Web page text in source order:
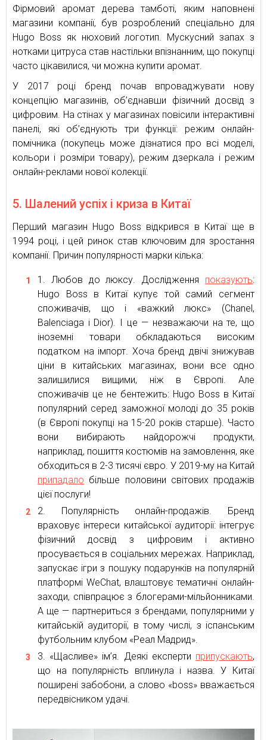
Фірмовий аромат дерева тамботі, яким наповнені
магазини компанії, був розроблений спеціально для
Hugo Boss як нюховий логотип. Мускусний запах з
нотками цитруса став настільки впізнанним, що покупці
часто цікавилися, чи можна купити аромат.
У 2017 році бренд почав впроваджувати нову
концепцію магазинів, об’єднавши фізичний досвід з
цифровим. На стінах у магазинах повісили інтерактивні
панелі, які об’єднують три функції: режим онлайн-
помічника (покупець може дізнатися про всі моделі,
кольори і розміри товару), режим дзеркала і режим
онлайн-реклами нової колекції.
5. Шалений успіх і криза в Китаї
Перший магазин Hugo Boss відкрився в Китаї ще в
1994 році, і цей ринок став ключовим для зростання
компанії. Причин популярності марки кілька:
Любов до люксу. Дослідження показують:
Hugo Boss в Китаї купує той самий сегмент
споживачів, що і «важкий люкс» (Chanel,
Balenciaga і Dior). І це — незважаючи на те, що
іноземні товари обкладаються високим
податком на імпорт. Хоча бренд двічі знижував
ціни в китайських магазинах, вони все одно
залишилися вищими, ніж в Європі. Але
споживачів це не бентежить: Hugo Boss в Китаї
популярний серед заможної молоді до 35 років
(в Європі покупці на 15-20 років старше). Часто
вони вибирають найдорожчі продукти,
наприклад, пошиття костюмів на замовлення, яке
обходиться в 2-3 тисячі євро. У 2019-му на Китай
припадало більше половини світових продажів
цієї послуги!
Популярність онлайн-продажів. Бренд
враховує інтереси китайської аудиторії: інтегрує
фізичний досвід з цифровим і активно
просувається в соціальних мережах. Наприклад,
запускає ігри з пошуку подарунків на популярній
платформі WeChat, влаштовує тематичні онлайн-
заходи, співпрацює з блогерами-мільйонниками.
А ще — партнериться з брендами, популярними у
китайській аудиторії, в тому числі, з іспанським
футбольним клубом «Реал Мадрид».
«Щасливе» ім’я. Деякі експерти припускають,
що на популярність вплинула і назва. У Китаї
поширені забобони, а слово «boss» вважається
передвісником удачі.